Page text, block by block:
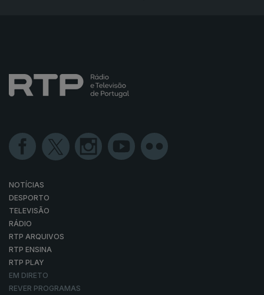
NOTÍCIAS
DESPORTO
TELEVISÃO
RÁDIO
RTP ARQUIVOS
RTP ENSINA
RTP PLAY
EM DIRETO
REVER PROGRAMAS